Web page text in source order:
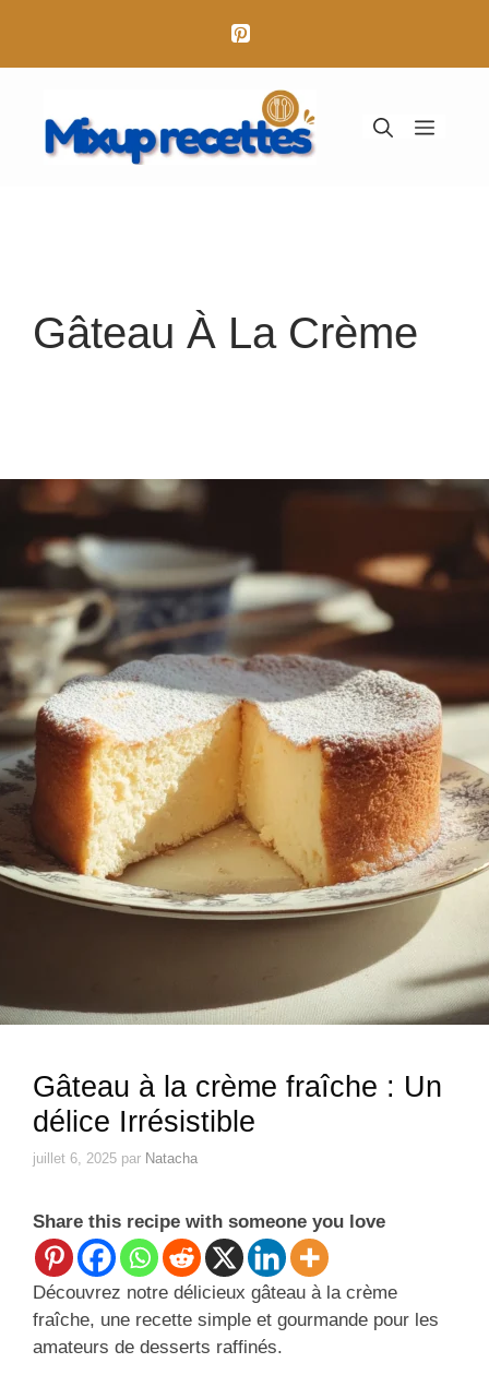
contenu
Menu
Gâteau À La Crème
Gâteau à la crème fraîche : Un
délice Irrésistible
juillet 6, 2025 par Natacha
Share this recipe with someone you love
Découvrez notre délicieux gâteau à la crème
fraîche, une recette simple et gourmande pour les
amateurs de desserts raffinés.